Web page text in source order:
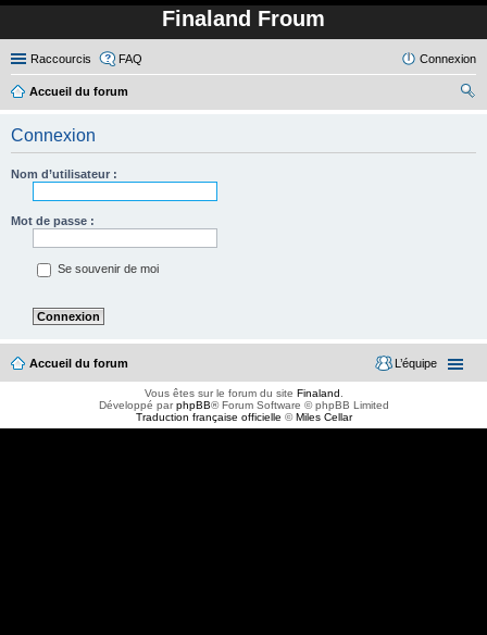
Finaland Froum
Raccourcis FAQ Connexion
Accueil du forum
Connexion
Nom d’utilisateur :
Mot de passe :
Se souvenir de moi
Accueil du forum L’équipe
Vous êtes sur le forum du site Finaland
Développé parphpBB® Forum Software © phpBB Limited
Traduction française officielle ©Miles Cellar